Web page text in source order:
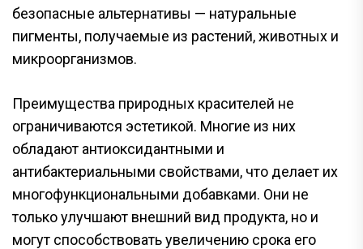
безопасные альтернативы — натуральные
пигменты, получаемые из растений, животных и
микроорганизмов.
Преимущества природных красителей не
ограничиваются эстетикой. Многие из них
обладают антиоксидантными и
антибактериальными свойствами, что делает их
многофункциональными добавками. Они не
только улучшают внешний вид продукта, но и
могут способствовать увеличению срока его